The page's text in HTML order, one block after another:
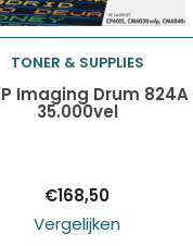
aan
TONER & SUPPLIES
Imaging Drum
35.000vel
€168,50
Vergelijken